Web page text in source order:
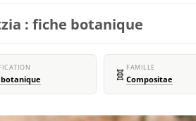
: fiche botanique
🧬 FAMILLE
Compositae